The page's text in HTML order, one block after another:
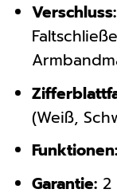
Verschluss:
(Weiß,
Funktionen:
Garantie:2